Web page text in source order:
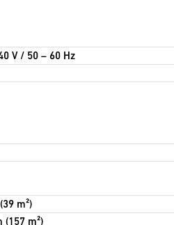
V / 50 – 60 Hz
m²)
(157 m²)